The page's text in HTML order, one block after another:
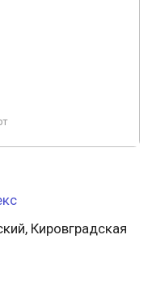
Кировградская